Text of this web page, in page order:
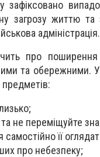
зафіксовано
загрозу життю
адміністрація.
про
та обережними. У
не переміщуйте
самостійно її
про небезпеку;